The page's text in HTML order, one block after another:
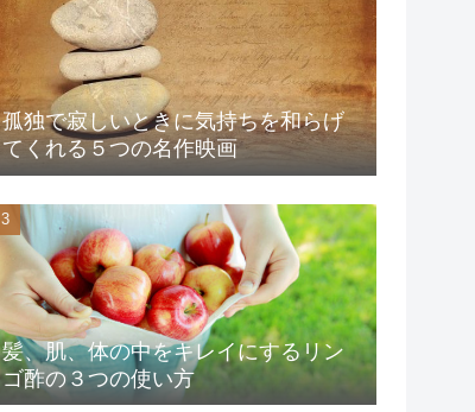
孤独で寂しいときに気持ちを和らげ
てくれる５つの名作映画
髪、肌、体の中をキレイにするリン
ゴ酢の３つの使い方